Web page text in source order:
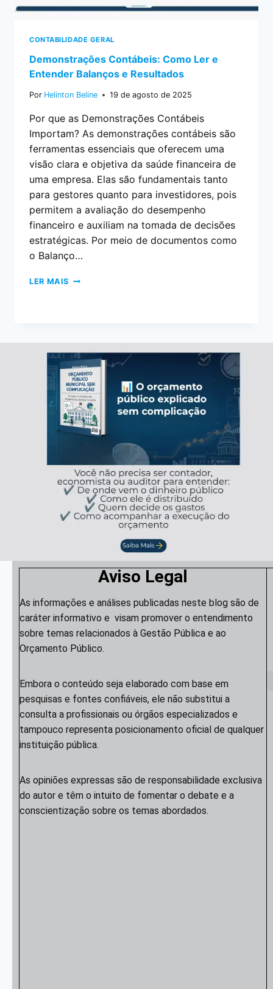
CONTABILIDADE GERAL
Demonstrações Contábeis: Como Ler e
Entender Balanços e Resultados
Por Helinton Beline 19 de agosto de 2025
Por que as Demonstrações Contábeis
Importam? As demonstrações contábeis são
ferramentas essenciais que oferecem uma
visão clara e objetiva da saúde financeira de
uma empresa. Elas são fundamentais tanto
para gestores quanto para investidores, pois
permitem a avaliação do desempenho
financeiro e auxiliam na tomada de decisões
estratégicas. Por meio de documentos como
o Balanço…
LER MAIS
Aviso Legal
As informações e análises publicadas neste blog são de
caráter informativo e visam promover o entendimento
sobre temas relacionados à Gestão Pública e ao
Orçamento Público.
Embora o conteúdo seja elaborado com base em
pesquisas e fontes confiáveis, ele não substitui a
consulta a profissionais ou órgãos especializados e
tampouco representa posicionamento oficial de qualquer
instituição pública.
As opiniões expressas são de responsabilidade exclusiva
do autor e têm o intuito de fomentar o debate e a
conscientização sobre os temas abordados.